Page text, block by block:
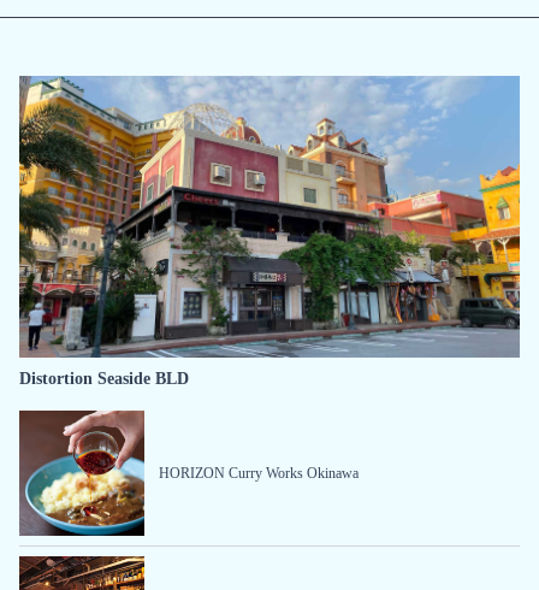
Distortion Seaside BLD
HORIZON Curry Works Okinawa